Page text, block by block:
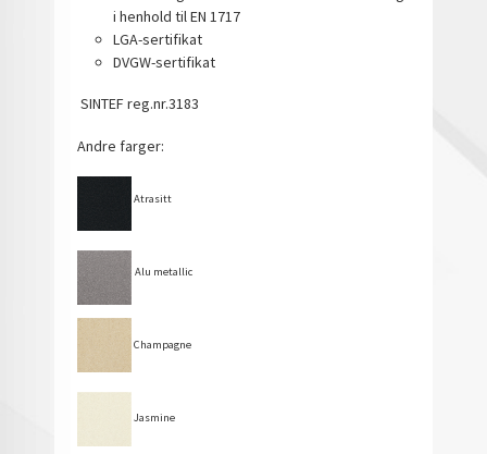
i henhold til EN 1717
LGA-sertifikat
DVGW-sertifikat
SINTEF reg.nr.3183
Andre farger:
Atrasitt
Alu metallic
Champagne
Jasmine